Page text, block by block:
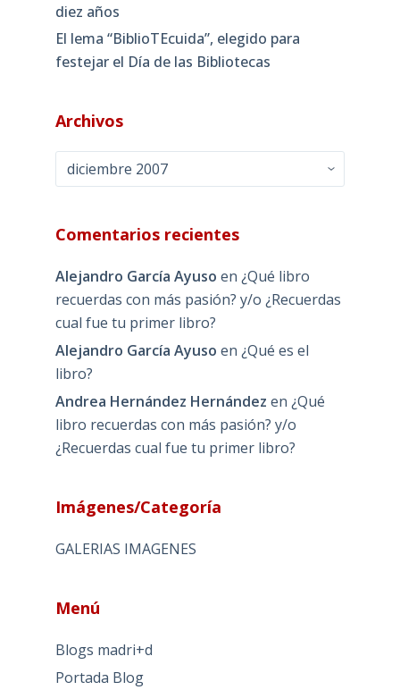
diez años
El lema “BiblioTEcuida”, elegido para
festejar el Día de las Bibliotecas
Archivos
Archivos
Comentarios recientes
Alejandro García Ayuso en ¿Qué libro
recuerdas con más pasión? y/o ¿Recuerdas
cual fue tu primer libro?
Alejandro García Ayuso en ¿Qué es el
libro?
Andrea Hernández Hernández en ¿Qué
libro recuerdas con más pasión? y/o
¿Recuerdas cual fue tu primer libro?
Imágenes/Categoría
GALERIAS IMAGENES
Menú
Blogs madri+d
Portada Blog